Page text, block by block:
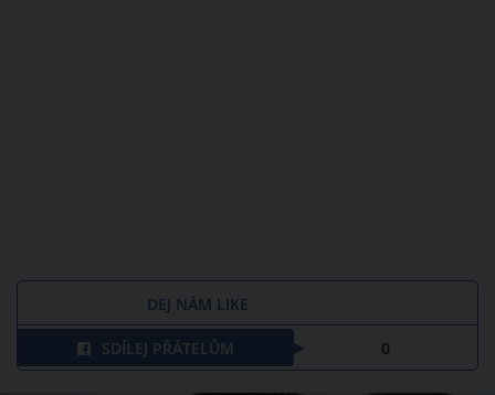
DEJ NÁM LIKE
SDÍLEJ PŘÁTELŮM 0